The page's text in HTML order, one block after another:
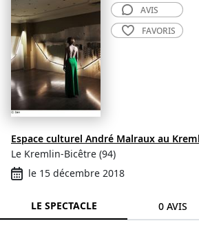
Espace culturel André Malraux au
Le Kremlin-Bicêtre (94)
le 15 décembre 2018
AVIS
FAVORIS
LE SPECTACLE 0 AVIS